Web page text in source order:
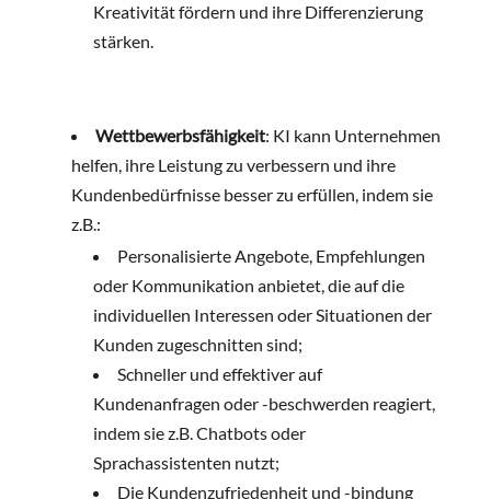
Kreativität fördern und ihre Differenzierung
stärken.
Wettbewerbsfähigkeit: KI kann Unternehmen
helfen, ihre Leistung zu verbessern und ihre
Kundenbedürfnisse besser zu erfüllen, indem sie
z.B.:
Personalisierte Angebote, Empfehlungen
oder Kommunikation anbietet, die auf die
individuellen Interessen oder Situationen der
Kunden zugeschnitten sind;
Schneller und effektiver auf
Kundenanfragen oder -beschwerden reagiert,
indem sie z.B. Chatbots oder
Sprachassistenten nutzt;
Die Kundenzufriedenheit und -bindung